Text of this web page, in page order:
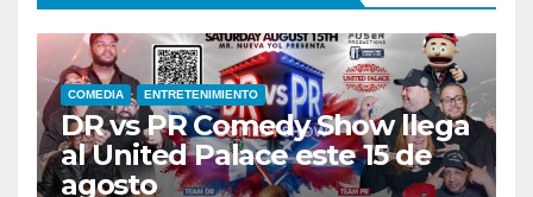
COMEDIA ENTRETENIMIENTO
DR vs PR Comedy Show llega
al United Palace este 15 de
agosto